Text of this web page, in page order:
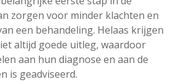
zorgen voor minder klachten en
een behandeling. Helaas krijgen
altijd goede uitleg, waardoor
aan hun diagnose en aan de
is geadviseerd.